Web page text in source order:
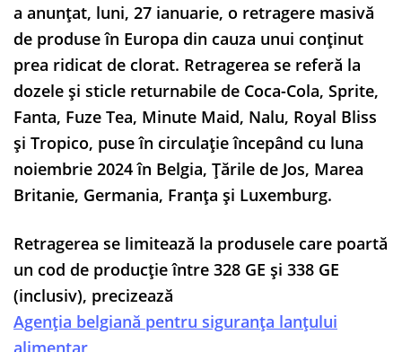
a anunțat, luni, 27 ianuarie, o retragere masivă
de produse în Europa din cauza unui conținut
prea ridicat de clorat. Retragerea se referă la
dozele și sticle returnabile de Coca-Cola, Sprite,
Fanta, Fuze Tea, Minute Maid, Nalu, Royal Bliss
și Tropico, puse în circulație începând cu luna
noiembrie 2024 în Belgia, Țările de Jos, Marea
Britanie, Germania, Franța și Luxemburg.
Retragerea se limitează la produsele care poartă
un cod de producție între 328 GE și 338 GE
(inclusiv), precizează
Agenția belgiană pentru siguranța lanțului
alimentar